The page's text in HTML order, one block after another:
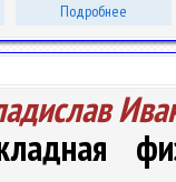
Подробнее